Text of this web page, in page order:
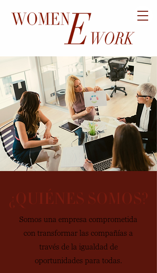
¿QUIÉNES SOMOS?
Somos una empresa comprometida
con transformar las compañías a
través de la igualdad de
oportunidades para todas.